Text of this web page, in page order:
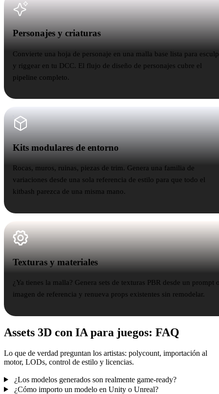
Personajes y criaturas
Personajes y criaturas
Convierte una hoja de personaje en una malla base lista para
y riggear en tu DCC. El flujo de diseño de personajes cubre el
pipeline completo.
Kits modulares de entorno
Kits modulares de entorno
Rocas, muros, ruinas, piezas de trim. Genera una familia de
variaciones desde una sola referencia de estilo para que todo el
kitbash parezca de una misma mano.
Texturas y materiales
Texturas y materiales
¿Ya tienes la malla? Genera sets de texturas PBR desde un prompt
imagen de referencia y renueva props existentes sin remodelar.
Assets 3D con IA para juegos: FAQ
Lo que de verdad preguntan los artistas: polycount, importación al
motor, LODs, control de estilo y licencias.
¿Los modelos generados son realmente game-ready?
¿Cómo importo un modelo en Unity o Unreal?